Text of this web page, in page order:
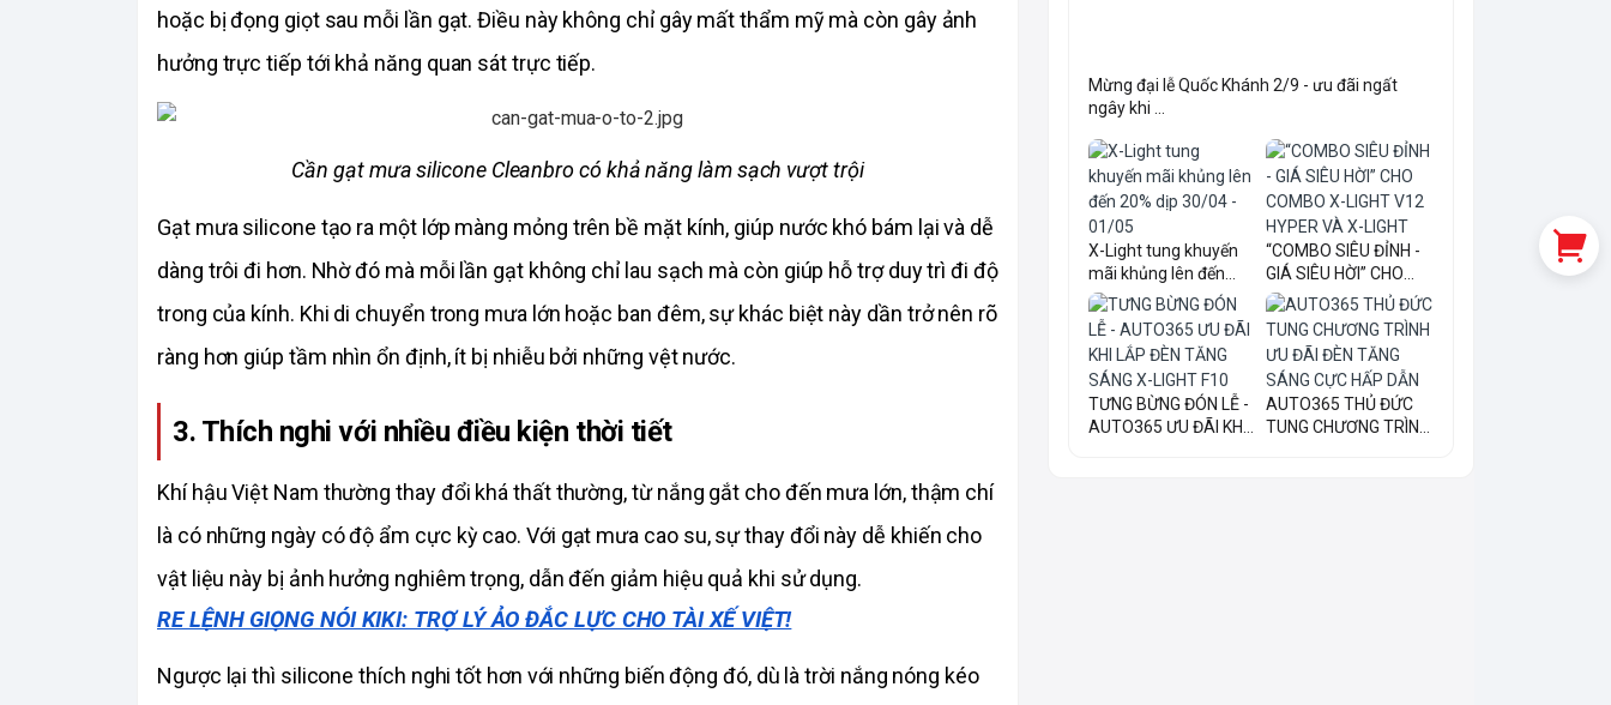
hoặc bị đọng giọt sau mỗi lần gạt. Điều này không chỉ gây mất thẩm mỹ mà còn gây ảnh
hưởng trực tiếp tới khả năng quan sát trực tiếp.
Cần gạt mưa silicone Cleanbro có khả năng làm sạch vượt trội
Gạt mưa silicone tạo ra một lớp màng mỏng trên bề mặt kính, giúp nước khó bám lại và dễ
dàng trôi đi hơn. Nhờ đó mà mỗi lần gạt không chỉ lau sạch mà còn giúp hỗ trợ duy trì đi độ
trong của kính. Khi di chuyển trong mưa lớn hoặc ban đêm, sự khác biệt này dần trở nên rõ
ràng hơn giúp tầm nhìn ổn định, ít bị nhiễu bởi những vệt nước.
3. Thích nghi với nhiều điều kiện thời tiết
Khí hậu Việt Nam thường thay đổi khá thất thường, từ nắng gắt cho đến mưa lớn, thậm chí
là có những ngày có độ ẩm cực kỳ cao. Với gạt mưa cao su, sự thay đổi này dễ khiến cho
vật liệu này bị ảnh hưởng nghiêm trọng, dẫn đến giảm hiệu quả khi sử dụng.
RE LỆNH GIỌNG NÓI KIKI: TRỢ LÝ ẢO ĐẮC LỰC CHO TÀI XẾ VIỆT!
Ngược lại thì silicone thích nghi tốt hơn với những biến động đó, dù là trời nắng nóng kéo
Mừng đại lễ Quốc Khánh 2/9 - ưu đãi ngất
ngây khi ...
X-Light tung khuyến
mãi khủng lên đến
20...
“COMBO SIÊU ĐỈNH -
GIÁ SIÊU HỜI” CHO
COM...
TƯNG BỪNG ĐÓN LỄ -
AUTO365 ƯU ĐÃI KHI
AUTO365 THỦ ĐỨC
TUNG CHƯƠNG TRÌNH